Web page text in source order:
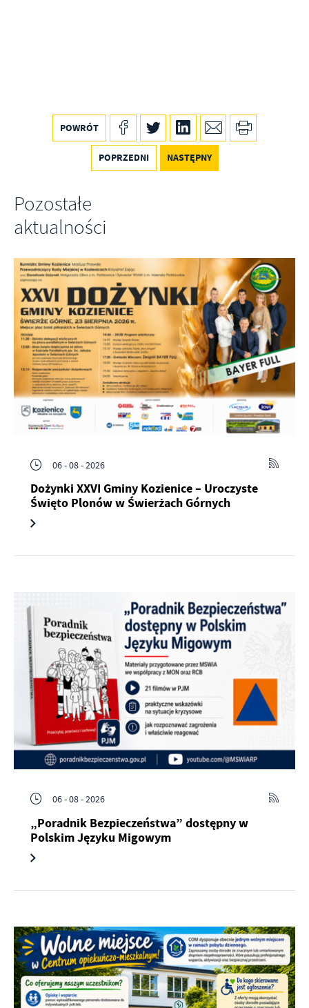
POWRÓT
POPRZEDNI NASTĘPNY
Pozostałe
aktualności
06 - 08 - 2026
Dożynki XXVI Gminy Kozienice – Uroczyste
Święto Plonów w Świerżach Górnych
06 - 08 - 2026
„Poradnik Bezpieczeństwa” dostępny w
Polskim Języku Migowym